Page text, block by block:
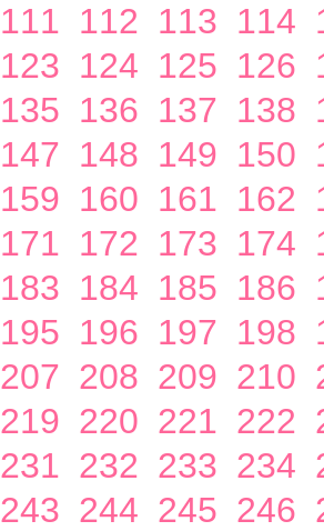
111 112 113 114
123 124 125 126
135 136 137 138
147 148 149 150
159 160 161 162
171 172 173 174
183 184 185 186
195 196 197 198
207 208 209 210
219 220 221 222
231 232 233 234
243 244 245 246